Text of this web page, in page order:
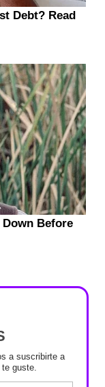
a suscribirte a
guste.